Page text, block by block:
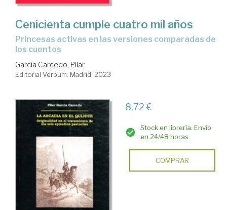
Cenicienta cumple cuatro mil años
princesas activas en las versiones comparadas de
los cuentos
García Carcedo, Pilar
Editorial Verbum. Madrid, 2023
8,72 €
Stock en librería. Envío
en 24/48 horas
COMPRAR